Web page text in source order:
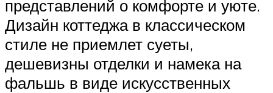
представлений о комфорте и уюте.
Дизайн коттеджа в классическом
стиле не приемлет суеты,
дешевизны отделки и намека на
фальшь в виде искусственных